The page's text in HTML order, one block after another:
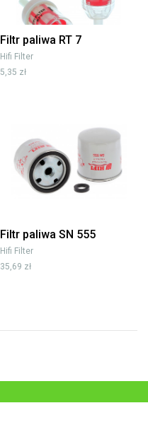
Filtr paliwa RT 7
Hifi Filter
5,35 zł
Filtr paliwa SN 555
Hifi Filter
35,69 zł